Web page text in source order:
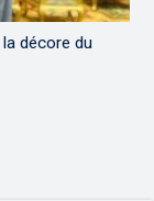
décore du